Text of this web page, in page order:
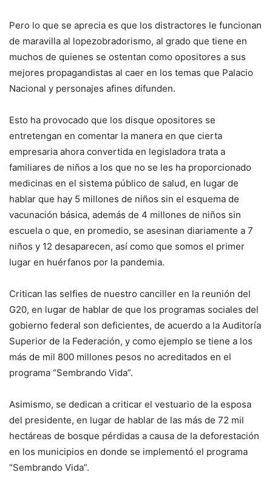
Pero lo que se aprecia es que los distractores le funcionan
de maravilla al lopezobradorismo, al grado que tiene en
muchos de quienes se ostentan como opositores a sus
mejores propagandistas al caer en los temas que Palacio
Nacional y personajes afines difunden.
Esto ha provocado que los disque opositores se
entretengan en comentar la manera en que cierta
empresaria ahora convertida en legisladora trata a
familiares de niños a los que no se les ha proporcionado
medicinas en el sistema público de salud, en lugar de
hablar que hay 5 millones de niños sin el esquema de
vacunación básica, además de 4 millones de niños sin
escuela o que, en promedio, se asesinan diariamente a 7
niños y 12 desaparecen, así como que somos el primer
lugar en huérfanos por la pandemia.
Critican las selfies de nuestro canciller en la reunión del
G20, en lugar de hablar de que los programas sociales del
gobierno federal son deficientes, de acuerdo a la Auditoría
Superior de la Federación, y como ejemplo se tiene a los
más de mil 800 millones pesos no acreditados en el
programa “Sembrando Vida”.
Asimismo, se dedican a criticar el vestuario de la esposa
del presidente, en lugar de hablar de las más de 72 mil
hectáreas de bosque pérdidas a causa de la deforestación
en los municipios en donde se implementó el programa
“Sembrando Vida”.